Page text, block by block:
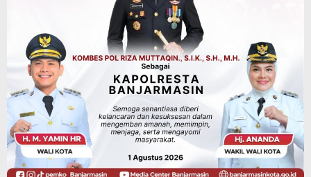
Headline
Panaskan Kembali Arena Panjat Tebing,
FPTI Banjarmasin Siapkan Sirkuit se-
Kalsel
Agustus 8, 2026